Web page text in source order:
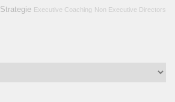
Strategie Executive Coaching Non Executive Directors